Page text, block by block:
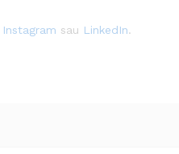
Instagram sau LinkedIn.